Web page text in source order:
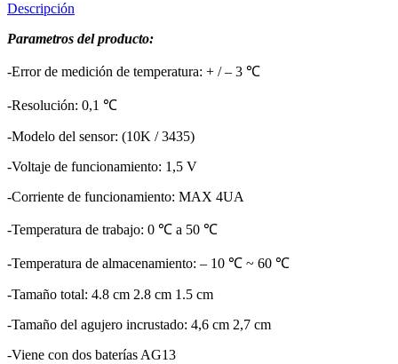
Descripción
Parametros del producto:
-Error de medición de temperatura: + / – 3 ℃
-Resolución: 0,1 ℃
-Modelo del sensor: (10K / 3435)
-Voltaje de funcionamiento: 1,5 V
-Corriente de funcionamiento: MAX 4UA
-Temperatura de trabajo: 0 ℃ a 50 ℃
-Temperatura de almacenamiento: – 10 ℃ ~ 60 ℃
-Tamaño total: 4.8 cm 2.8 cm 1.5 cm
-Tamaño del agujero incrustado: 4,6 cm 2,7 cm
-Viene con dos baterías AG13